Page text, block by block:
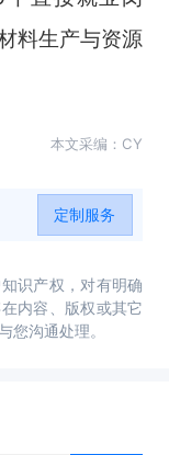
料生产与资源
本文采编：CY
定制服务
识产权，对有明确
内容、版权或其它
沟通处理。